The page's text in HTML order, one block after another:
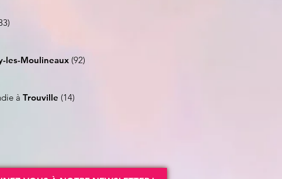
les-Moulineaux (92)
à Trouville (14)